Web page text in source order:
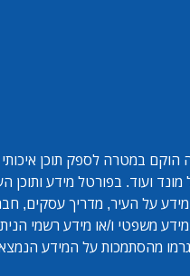
במטרה לספק תוכן איכותי
ועוד. בפורטל מידע ותוכן
מידע על העיר, מדריך עסקים,
משפטי ו/או מידע רשמי
מהסתמכות על המידע